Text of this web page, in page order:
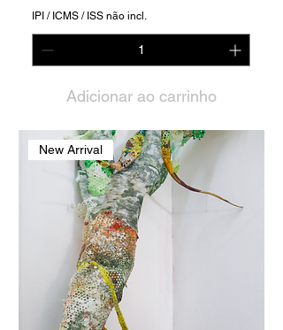
IPI / ICMS / ISS não incl.
Adicionar ao carrinho
New Arrival